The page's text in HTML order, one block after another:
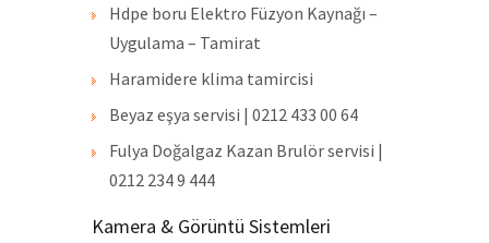
Hdpe boru Elektro Füzyon Kaynağı –
Uygulama – Tamirat
Haramidere klima tamircisi
Beyaz eşya servisi | 0212 433 00 64
Fulya Doğalgaz Kazan Brulör servisi |
0212 234 9 444
Kamera & Görüntü Sistemleri